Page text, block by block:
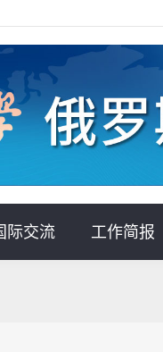
际交流 工作简报